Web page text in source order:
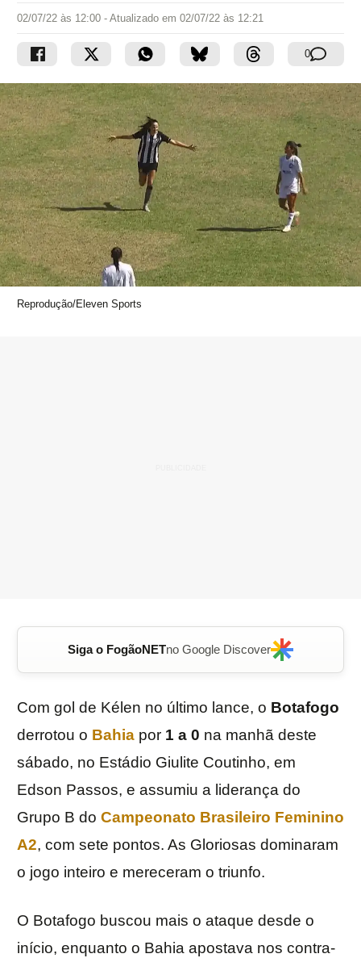
02/07/22 às 12:00 - Atualizado em 02/07/22 às 12:21
0
Reprodução/Eleven Sports
Siga o FogãoNETno Google Discover
Com gol de Kélen no último lance, o Botafogo
derrotou o Bahia por 1 a 0 na manhã deste
sábado, no Estádio Giulite Coutinho, em
Edson Passos, e assumiu a liderança do
Grupo B do Campeonato Brasileiro Feminino
A2, com sete pontos. As Gloriosas dominaram
o jogo inteiro e mereceram o triunfo.
O Botafogo buscou mais o ataque desde o
início, enquanto o Bahia apostava nos contra-